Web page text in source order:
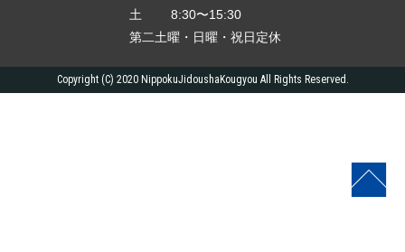
土 8:30〜15:30
第二土曜・日曜・祝日定休
Copyright (C) 2020 NippokuJidoushaKougyou All Rights Reserved.